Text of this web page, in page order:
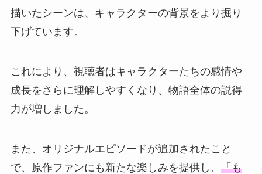
描いたシーンは、キャラクターの背景をより掘り
下げています。
これにより、視聴者はキャラクターたちの感情や
成長をさらに理解しやすくなり、物語全体の説得
力が増しました。
また、オリジナルエピソードが追加されたこと
で、原作ファンにも新たな楽しみを提供し、 「も